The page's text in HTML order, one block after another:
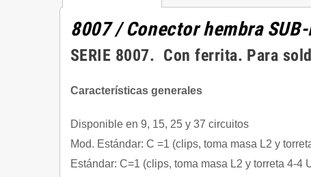
8007 / Conector hembra
SERIE 8007. Con ferrita. Para
Características generales
Disponible en 9, 15, 25 y 37 circuitos
Mod. Estándar: C =1 (clips, toma masa L2 y
Estándar: C=1 (clips, toma masa L2 y torreta 4-4